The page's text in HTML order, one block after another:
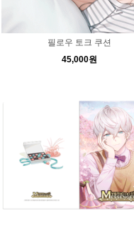
필로우 토크 쿠션
45,000원